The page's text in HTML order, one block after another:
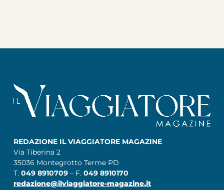
REDAZIONE IL VIAGGIATORE MAGAZINE
Via Tiberina 2
35036 Montegrotto Terme PD
T. 049 8910709 – F. 049 8910170
redazione@ilviaggiatore-magazine.it